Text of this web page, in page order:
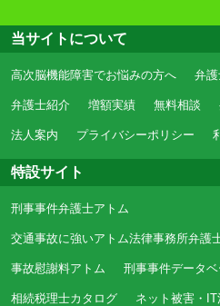
当サイトについて
高次脳機能障害でお悩みの方へ 弁
弁護士紹介 増額実績 無料相談
法人案内 プライバシーポリシー
特設サイト
刑事事件弁護士アトム
交通事故に強いアトム法律事務所弁護
事故慰謝料アトム 刑事事件データベ
相続税理士カタログ ネット被害・